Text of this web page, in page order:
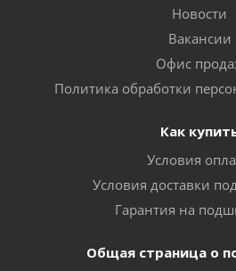
Новости
Вакансии
Офис
Политика обработки
Как
Условия
Условия доставки
Гарантия на
Общая страница о